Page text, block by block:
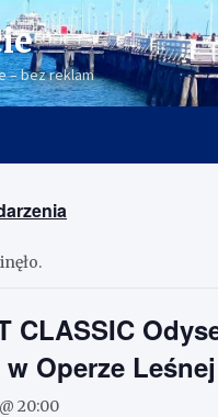
– bez reklam
CLASSIC
Operze Leśnej
20:00